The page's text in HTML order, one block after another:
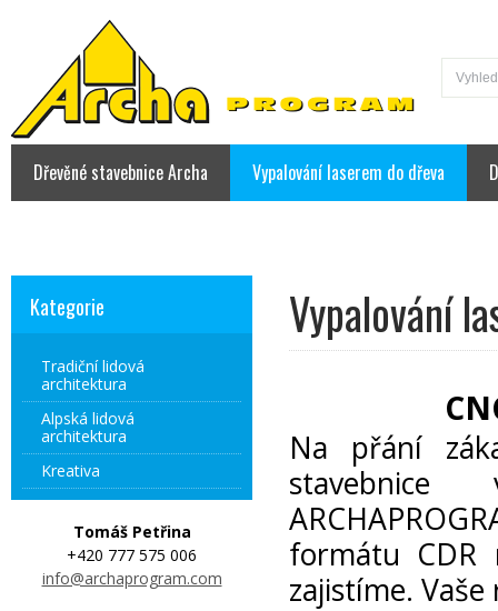
Dřevěné stavebnice Archa Vypalování laserem do dřeva
Kategorie
Tradiční lidová
architektura
Alpská lidová
architektura
Kreativa
Tomáš Petřina
+420 777 575 006
info@archaprogram.com
Vypalování
Na přání
stavebnice
formátu CDR
zajistíme.